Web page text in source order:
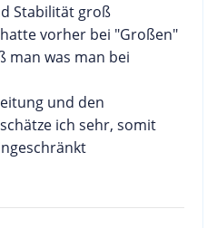
Stabilität groß
vorher bei "Großen"
man was man bei
und den
ich sehr, somit